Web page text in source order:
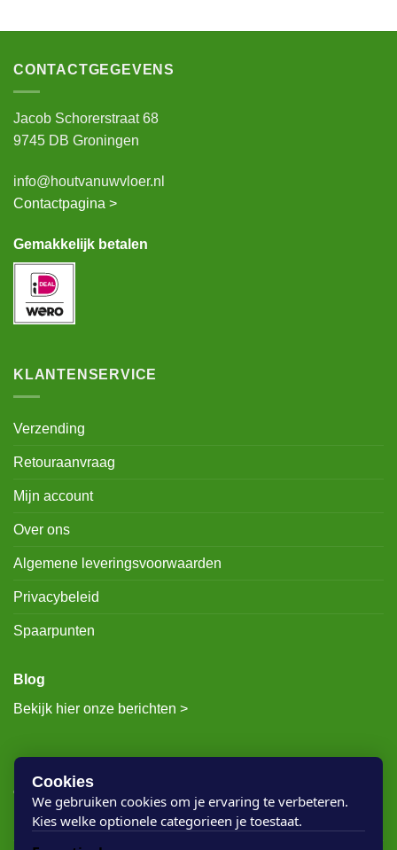
CONTACTGEGEVENS
Jacob Schorerstraat 68
9745 DB Groningen
info@houtvanuwvloer.nl
Contactpagina >
Gemakkelijk betalen
KLANTENSERVICE
Verzending
Retouraanvraag
Mijn account
Over ons
Algemene leveringsvoorwaarden
Privacybeleid
Spaarpunten
Blog
Bekijk hier onze berichten >
Rigostep Skylt
Cookies
We gebruiken cookies om je ervaring te verbeteren.
Kies welke optionele categorieen je toestaat.